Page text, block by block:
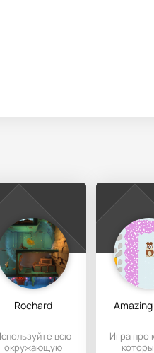
Rochard
всю
окружающую
Игра про